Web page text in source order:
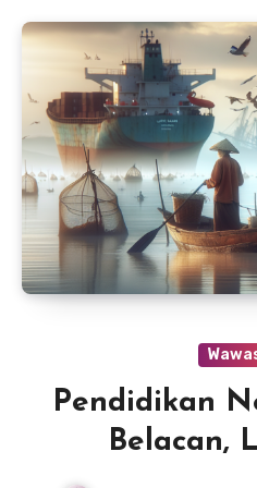
Pendidikan
Belacan,